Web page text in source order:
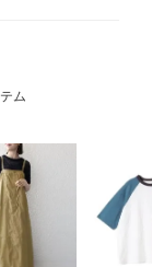
ム